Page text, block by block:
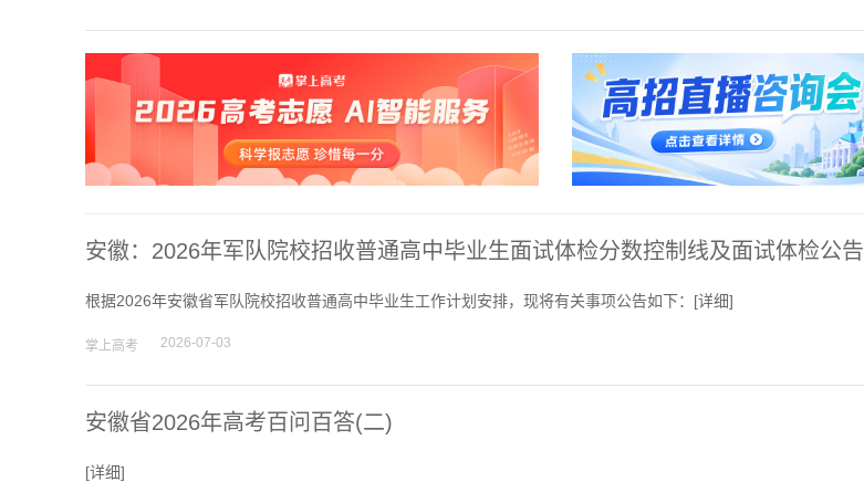
安徽：2026年军队院校招收普通高中毕业生面试体检分数控制线及面试体检公告
根据2026年安徽省军队院校招收普通高中毕业生工作计划安排，现将有关事项公告如下：[详细]
掌上高考 2026-07-03
安徽省2026年高考百问百答(二)
[详细]